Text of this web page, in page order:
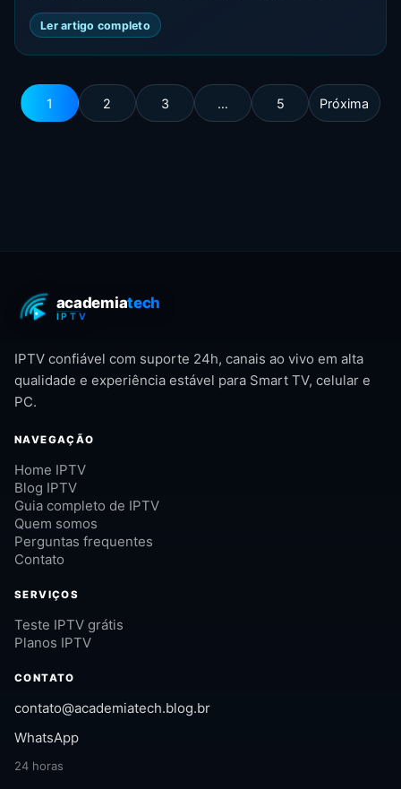
Ler artigo completo
1 2 3 … 5 Próxima
IPTV confiável com suporte 24h, canais ao vivo em alta
qualidade e experiência estável para Smart TV, celular e
PC.
NAVEGAÇÃO
Home IPTV
Blog IPTV
Guia completo de IPTV
Quem somos
Perguntas frequentes
Contato
SERVIÇOS
Teste IPTV grátis
Planos IPTV
CONTATO
contato@academiatech.blog.br
WhatsApp
24 horas